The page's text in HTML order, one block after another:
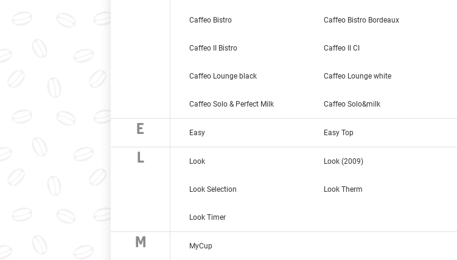
Caffeo Bistro Caffeo Bistro Bordeaux
Caffeo II Bistro Caffeo II CI
Caffeo Lounge black Caffeo Lounge white
Caffeo Solo & Perfect Milk Caffeo Solo&milk
E Easy Easy Top
L Look Look (2009)
Look Selection Look Therm
Look Timer
M MyCup